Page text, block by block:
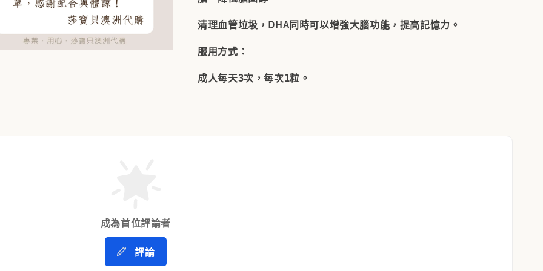
清理血管垃圾，DHA同時可以增強大腦功能，提高記憶力。
服用方式：
成人每天3次，每次1粒。
成為首位評論者
評論